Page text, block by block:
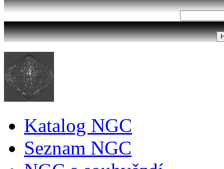
Katalog NGC
Seznam NGC